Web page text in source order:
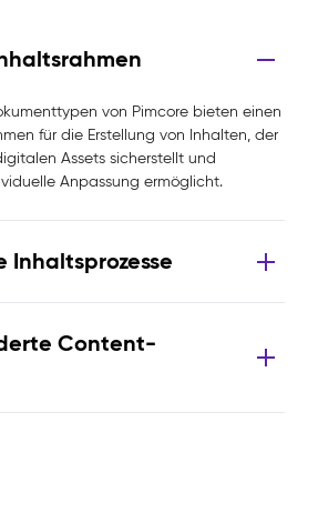
von Pimcore bieten einen
für die Erstellung von Inhalten, der
Assets sicherstellt und
Anpassung ermöglicht.
Inhaltsprozesse
Content-